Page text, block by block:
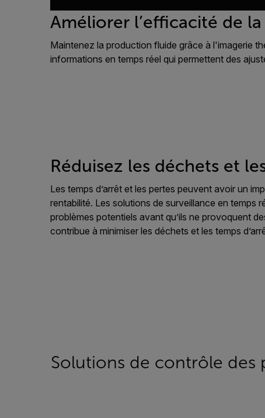
Améliorer l’efficacité de
Maintenez la production fluide grâce à l'imagerie
informations en temps réel qui permettent des
Réduisez les déchets et
Les temps d’arrêt et les pertes peuvent avoir un
rentabilité. Les solutions de surveillance en temps
problèmes potentiels avant qu’ils ne provoquent
contribue à minimiser les déchets et les temps
Solutions de contrôle des